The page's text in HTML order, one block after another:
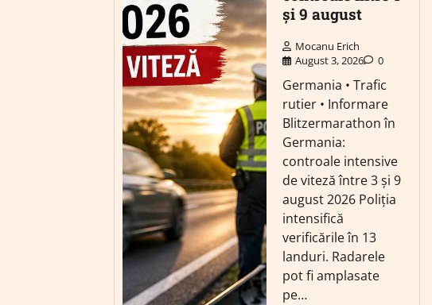
și 9 august
Mocanu Erich
August 3, 2026
0
Germania • Trafic
rutier • Informare
Blitzermarathon în
Germania:
controale intensive
de viteză între 3 și 9
august 2026 Poliția
intensifică
verificările în 13
landuri. Radarele
pot fi amplasate
pe…